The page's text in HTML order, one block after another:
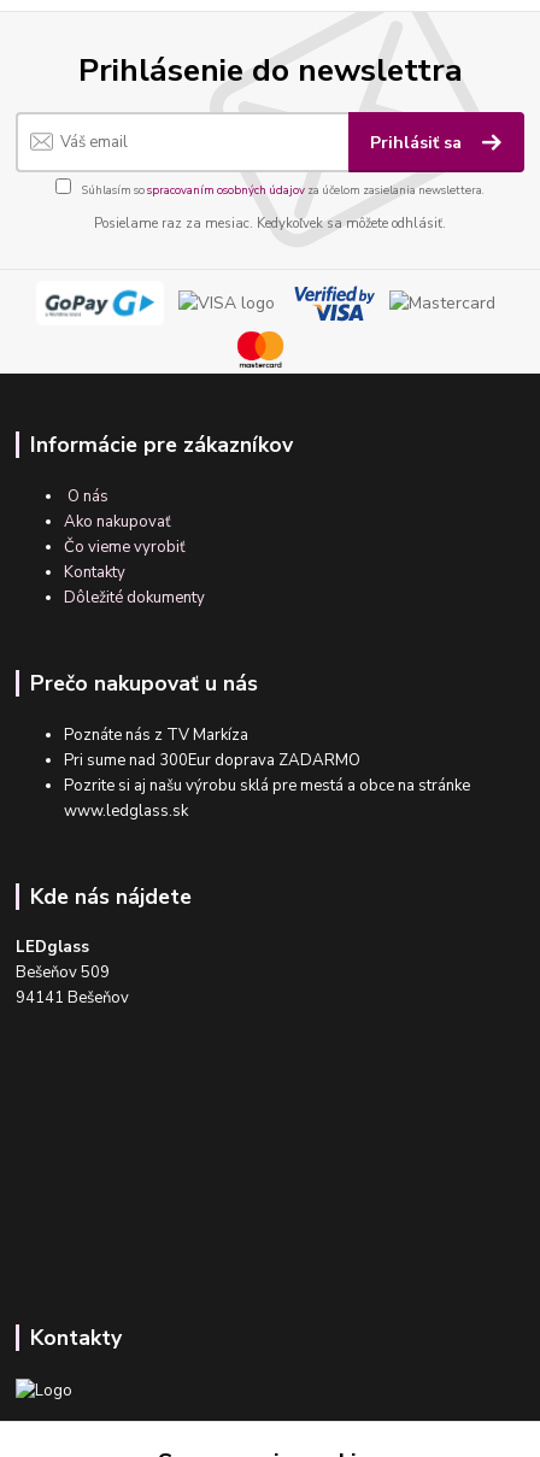
Prihlásenie do newslettra
Prihlásiť sa
Súhlasím sospracovaním osobných údajov za účelom zasielania newslettera.
Posielame raz za mesiac. Kedykoľvek sa môžete odhlásiť.
Informácie pre zákazníkov
O nás
Ako nakupovať
Čo vieme vyrobiť
Kontakty
Dôležité dokumenty
Prečo nakupovať u nás
Poznáte nás z TV Markíza
Pri sume nad 300Eur doprava ZADARMO
Pozrite si aj našu výrobu sklá pre mestá a obce na stránke
www.ledglass.sk
Kde nás nájdete
LEDglass
Bešeňov 509
94141 Bešeňov
Kontakty